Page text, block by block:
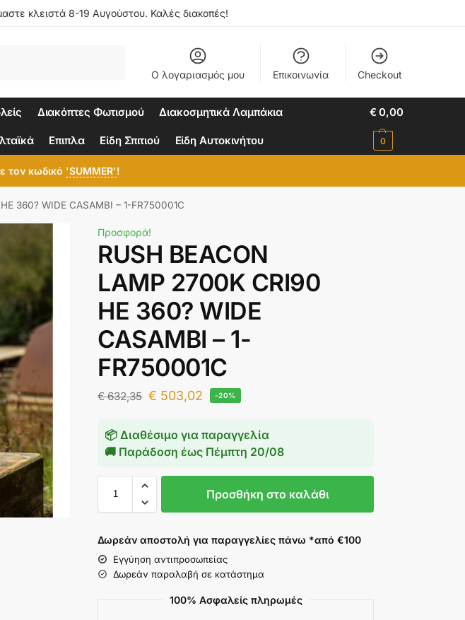
κλειστά 8-19 Αυγούστου. Καλές διακοπές!
Ο λογαριασμός μου Επικοινωνία Checkout
Διακόπτες Φωτισμού Διακοσμητικά Λαμπάκια
Επιπλα Είδη Σπιτιού Είδη Αυτοκινήτου
€0,00
0
τον κωδικό 'SUMMER'!
360? WIDE CASAMBI – 1-FR750001C
Προσφορά!
RUSH BEACON
LAMP 2700K CRI90
HE 360? WIDE
CASAMBI – 1-
FR750001C
€632,35 € 503,02 -20%
📦 Διαθέσιμο για παραγγελία
🚚 Παράδοση έως Πέμπτη 20/08
Προσθήκη στο καλάθι
Δωρεάν αποστολή για παραγγελίες πάνω *από €100
Εγγύηση αντιπροσωπείας
Δωρεάν παραλαβή σε κατάστημα
100% Ασφαλείς πληρωμές